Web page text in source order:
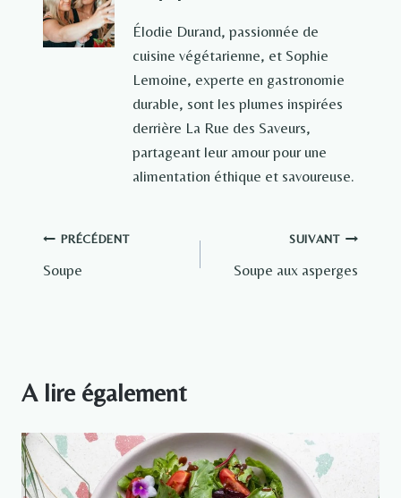
Élodie Durand, passionnée de
cuisine végétarienne, et Sophie
Lemoine, experte en gastronomie
durable, sont les plumes inspirées
derrière La Rue des Saveurs,
partageant leur amour pour une
alimentation éthique et savoureuse.
Navigation
de
PRÉCÉDENT
Soupe
SUIVANT
Soupe aux asperges
A lire également